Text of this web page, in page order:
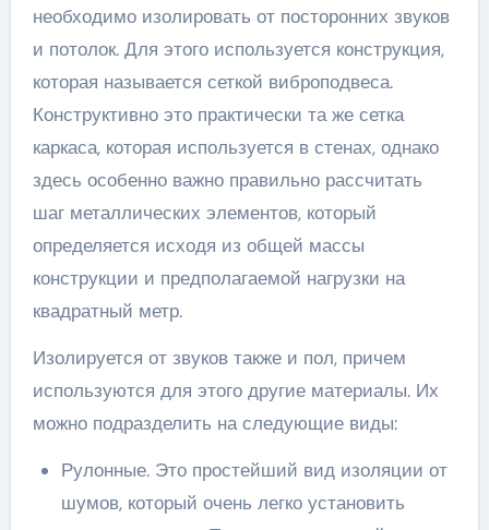
необходимо изолировать от посторонних звуков
и потолок. Для этого используется конструкция,
которая называется сеткой виброподвеса.
Конструктивно это практически та же сетка
каркаса, которая используется в стенах, однако
здесь особенно важно правильно рассчитать
шаг металлических элементов, который
определяется исходя из общей массы
конструкции и предполагаемой нагрузки на
квадратный метр.
Изолируется от звуков также и пол, причем
используются для этого другие материалы. Их
можно подразделить на следующие виды:
Рулонные. Это простейший вид изоляции от
шумов, который очень легко установить